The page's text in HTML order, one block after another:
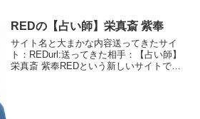
REDの【占い師】栄真斎 紫奉
サイト名と大まかな内容送ってきたサイ
ト：REDurl:送ってきた相手：【占い師】
栄真斎 紫奉REDという新しいサイトで